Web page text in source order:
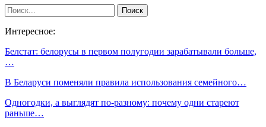
Интересное:
Белстат: белорусы в первом полугодии зарабатывали больше,
…
В Беларуси поменяли правила использования семейного…
Одногодки, а выглядят по-разному: почему одни стареют
раньше…